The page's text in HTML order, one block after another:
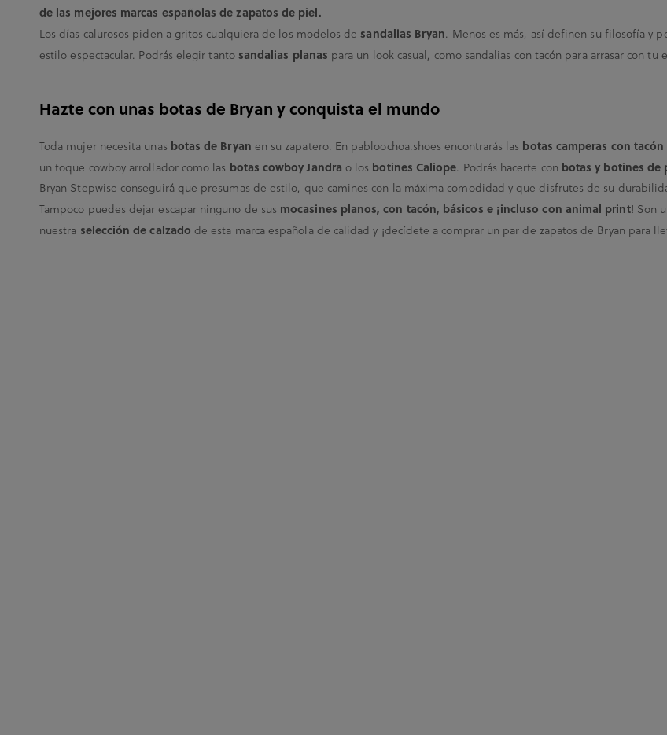
de las mejores marcas españolas de zapatos de piel.
Los días calurosos piden a gritos cualquiera de los modelos desandalias Bryan. Menos es más, así definen su filosofía y
estilo espectacular. Podrás elegir tanto sandalias planas para un look casual, como sandalias con tacón para arrasar con tu
Hazte con unas botas de Bryan y conquista el mundo
Toda mujer necesita unas botas de Bryan en su zapatero. En pabloochoa.shoes encontrarás las botas camperas con tacón
un toque cowboy arrollador como las botas cowboy Jandra o los botines Caliope. Podrás hacerte con botas y botines de
Bryan Stepwise conseguirá que presumas de estilo, que camines con la máxima comodidad y que disfrutes de su
Tampoco puedes dejar escapar ninguno de sus mocasines planos, con tacón, básicos e ¡incluso con animal print! Son
nuestra selección de calzado de esta marca española de calidad y ¡decídete a comprar un par de zapatos de Bryan para